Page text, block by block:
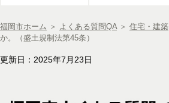
福岡市ホーム ＞ よくある質問QA ＞ 住宅・建築
か。（盛土規制法第45条）
更新日：2025年7月23日